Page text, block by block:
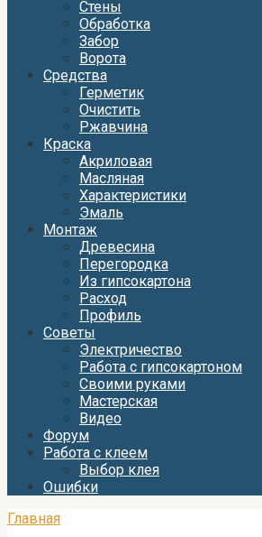
Стены
Обработка
Забор
Ворота
Средства
Герметик
Очистить
Ржавчина
Краска
Акриловая
Масляная
Характеристики
Эмаль
Монтаж
Древесина
Перегородка
Из гипсокартона
Расход
Профиль
Советы
Электричество
Работа с гипсокартоном
Своими руками
Мастерская
Видео
Форум
Работа с клеем
Выбор клея
Ошибки
Главная